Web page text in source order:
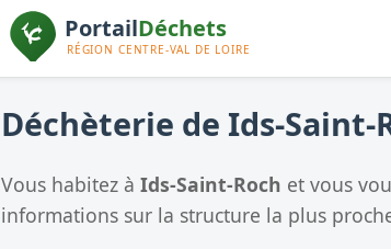
Déchèterie de Ids-Saint-
Vous habitez à Ids-Saint-Roch et vous
informations sur la structure la plus